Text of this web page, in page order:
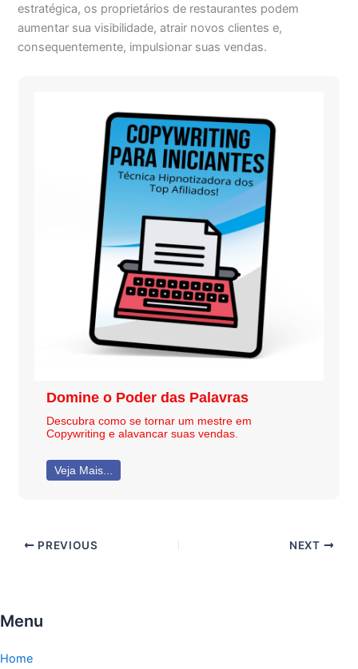
estratégica, os proprietários de restaurantes podem
aumentar sua visibilidade, atrair novos clientes e,
consequentemente, impulsionar suas vendas.
Domine o Poder das Palavras
Descubra como se tornar um mestre em
Copywriting e alavancar suas vendas.
Veja Mais...
PREVIOUS NEXT
Menu
Home